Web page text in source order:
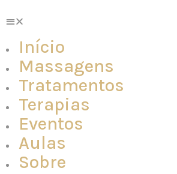
Início
Massagens
Tratamentos
Terapias
Eventos
Aulas
Sobre